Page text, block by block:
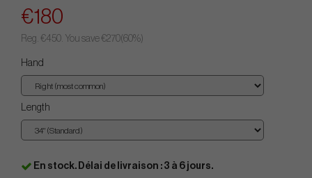
€180
Reg. €450. You save €270(60%)
Hand
Length
En stock. Délai de livraison : 3 à 6 jours.